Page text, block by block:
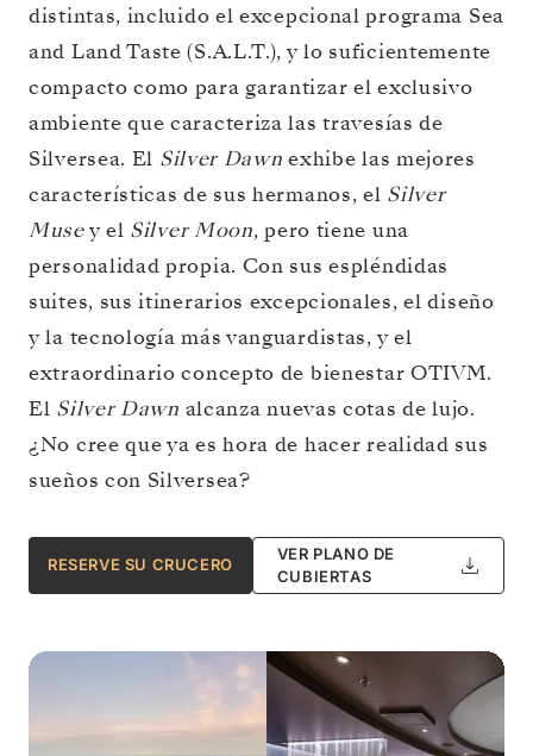
distintas, incluido el excepcional programa Sea
and Land Taste (S.A.L.T.), y lo suficientemente
compacto como para garantizar el exclusivo
ambiente que caracteriza las travesías de
Silversea. El Silver Dawn exhibe las mejores
características de sus hermanos, el Silver
Musey el Silver Moon, pero tiene una
personalidad propia. Con sus espléndidas
suites, sus itinerarios excepcionales, el diseño
y la tecnología más vanguardistas, y el
extraordinario concepto de bienestar OTIVM.
El Silver Dawn alcanza nuevas cotas de lujo.
¿No cree que ya es hora de hacer realidad sus
sueños con Silversea?
RESERVE SU CRUCERO
VER PLANO DE
CUBIERTAS